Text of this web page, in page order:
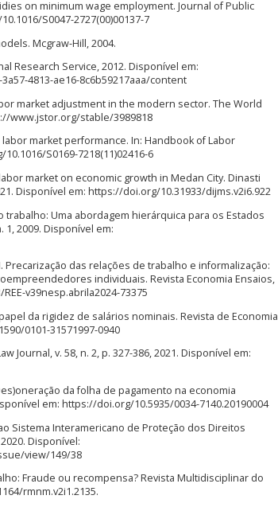
on minimum wage employment. Journal of Public
S0047-2727(00)00137-7
Mcgraw-Hill, 2004.
Research Service, 2012. Disponível em:
4813-ae16-8c6b59217aaa/content
market adjustment in the modern sector. The World
www.jstor.org/stable/3989818
market performance. In: Handbook of Labor
S0169-7218(11)02416-6
market on economic growth in Medan City. Dinasti
Disponível em: https://doi.org/10.31933/dijms.v2i6.922
Uma abordagem hierárquica para os Estados
2009. Disponível em:
M. Precarização das relações de trabalho e informalização:
individuais. Revista Economia Ensaios,
v39nesp.abrila2024-73375
da rigidez de salários nominais. Revista de Economia
0101-31571997-0940
Journal, v. 58, n. 2, p. 327-386, 2021. Disponível em:
da folha de pagamento na economia
em: https://doi.org/10.5935/0034-7140.20190004
ao Sistema Interamericano de Proteção dos Direitos
Disponível:
view/149/38
Fraude ou recompensa? Revista Multidisciplinar do
rmnm.v2i1.2135.